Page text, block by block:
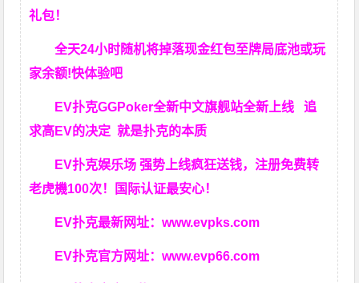
礼包！
全天24小时随机将掉落现金红包至牌局底池或玩
家余额!快体验吧
EV扑克GGPoker全新中文旗舰站全新上线 追
求高EV的决定就是扑克的本质
EV扑克娱乐场 强势上线疯狂送钱，注册免费转
老虎機100次！国际认证最安心！
EV扑克最新网址：www.evpks.com
EV扑克官方网址：www.evp66.com